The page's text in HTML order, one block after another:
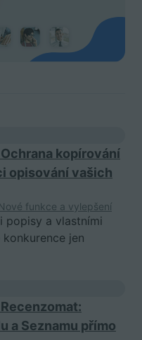
kopírování
opisování vašich
funkce a vylepšení
popisy a vlastními
jen
a Seznamu přímo